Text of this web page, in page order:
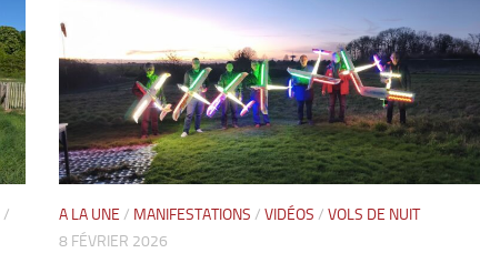
/
A LA UNE / MANIFESTATIONS / VIDÉOS / VOLS DE NUIT
8 FÉVRIER 2026